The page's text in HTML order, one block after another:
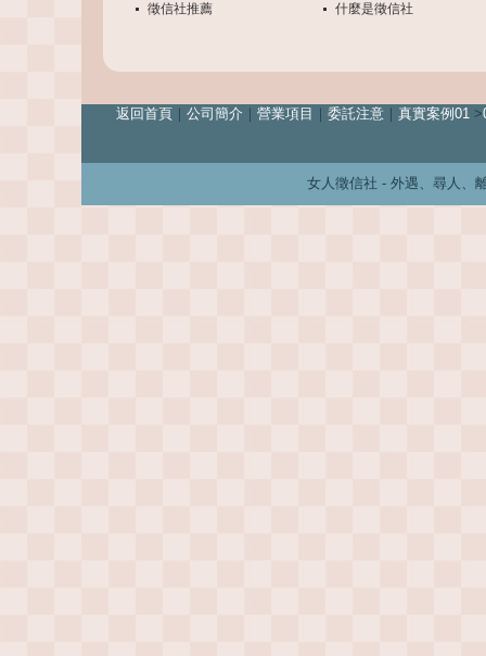
徵信社推薦
什麼是徵信社
返回首頁｜ 公司簡介 營業項目 委託注意｜ 真實案例01>
女人徵信社 - 外遇、尋人、